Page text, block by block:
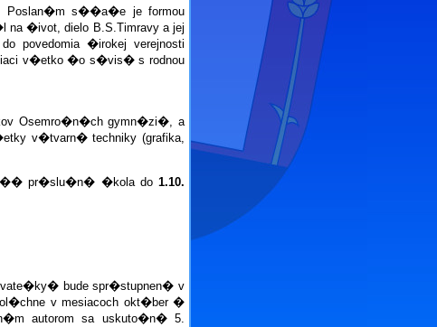
s��a�e je formou
�ivot, dielo B.S.Timravy a jej
povedomia �irokej verejnosti
v�etko �o s�vis� s rodnou
gymn�zi�, a
v�tvarn� techniky (grafika,
pr�slu�n� �kola do 1.10.
bude spr�stupnen� v
v mesiacoch okt�ber �
autorom sa uskuto�n� 5.